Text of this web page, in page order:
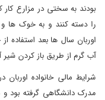
بودند به سختی در مزارع
را دسته کنند و به خوک ها
آب گرم از طریق باز کردن
مدرک دانشگاهی گرفته بود